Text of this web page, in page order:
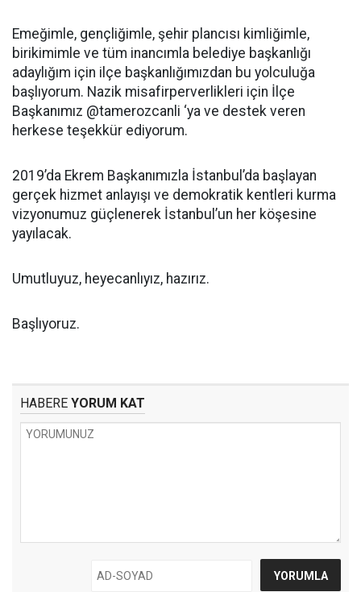
Emeğimle, gençliğimle, şehir plancısı kimliğimle,
birikimimle ve tüm inancımla belediye başkanlığı
adaylığım için ilçe başkanlığımızdan bu yolculuğa
başlıyorum. Nazik misafirperverlikleri için İlçe
Başkanımız @tamerozcanli ‘ya ve destek veren
herkese teşekkür ediyorum.
2019’da Ekrem Başkanımızla İstanbul’da başlayan
gerçek hizmet anlayışı ve demokratik kentleri kurma
vizyonumuz güçlenerek İstanbul’un her köşesine
yayılacak.
Umutluyuz, heyecanlıyız, hazırız.
Başlıyoruz.
HABERE YORUM KAT